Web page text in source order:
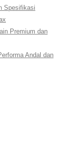
Spesifikasi
Premium dan
Andal dan